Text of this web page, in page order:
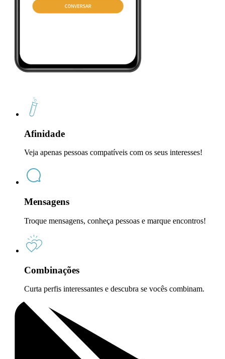
Afinidade
Veja apenas pessoas compatíveis com os seus interesses!
Mensagens
Troque mensagens, conheça pessoas e marque encontros!
Combinações
Curta perfis interessantes e descubra se vocês combinam.